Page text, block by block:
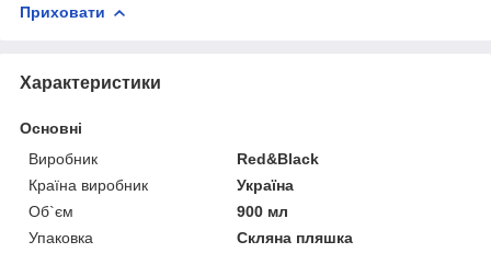
Приховати
Характеристики
Основні
Виробник
Red&Black
Країна виробник
Україна
Об`єм
900 мл
Упаковка
Скляна пляшка